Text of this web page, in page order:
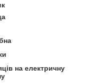
на електричну